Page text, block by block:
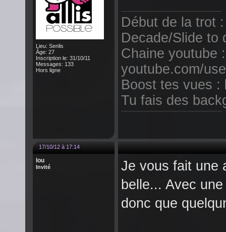
Lieu: Senlis
Âge: 27
Inscription le: 31/10/11
Messages: 133
Hors ligne
Début de la trot
Decade/Slide to
Chaine youtube :
youtube.com/
Boost tes vues :
Tu fais des
17/10/12 à 17:14
lou
Invité
Je vous fait une
belle... Avec
donc que